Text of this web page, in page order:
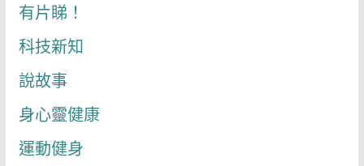
有片睇！
科技新知
說故事
身心靈健康
運動健身